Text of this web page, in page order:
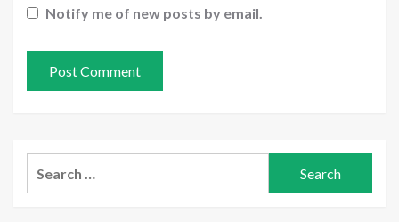
Notify me of new posts by email.